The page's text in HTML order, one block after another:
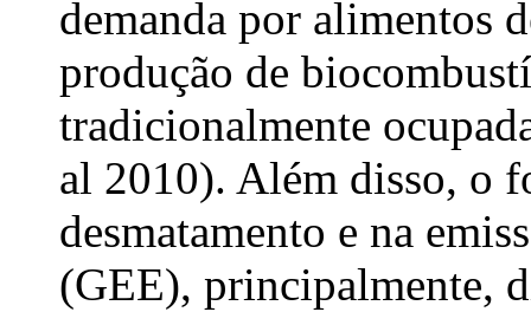
demanda por alimentos
produção de
tradicionalmente
al 2010). Além disso, o
desmatamento e na
(GEE), principalmente,